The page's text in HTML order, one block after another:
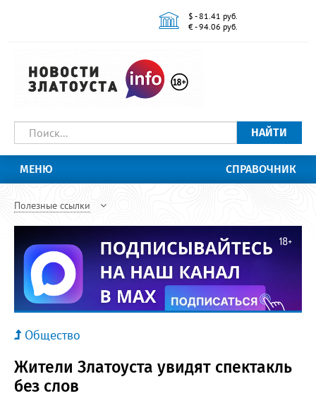
$ - 81.41 руб.
€ - 94.06 руб.
НАЙТИ
МЕНЮ СПРАВОЧНИК
Полезные ссылки
Общество
Жители Златоуста увидят спектакль
без слов